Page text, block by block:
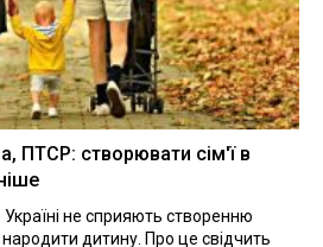
ПТСР: створювати сім'ї в
Україні не сприяють створенню
дитину. Про це свідчить